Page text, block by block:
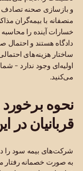
و بازسازی صحنه تصادف
منصفانه با بیمه‌گران
خسارات آینده را
دادگاه هستند و احتمال
ساختار هزینه‌های
اولیه‌ای وجود ندارد -
می‌کنید.
نحوه
قربانیان در
شرکت‌های بیمه سود را در
به صورت خصمانه رفتار